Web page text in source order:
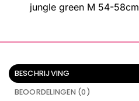
jungle green M 54-58cm
BESCHRIJVING
BEOORDELINGEN (0)